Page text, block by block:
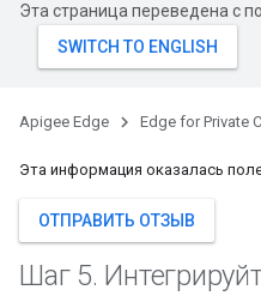
Эта страница переведена с
Apigee Edge Edge for Private
Эта информация оказалась
ОТПРАВИТЬ ОТЗЫВ
Шаг 5.